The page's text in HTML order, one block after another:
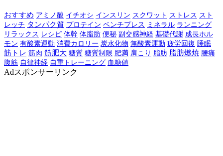
おすすめ アミノ酸 イチオシ インスリン スクワット ストレス スト
レッチ タンパク質 プロテイン ベンチプレス ミネラル ランニング
リラックス レシピ 体幹 体脂肪 便秘 副交感神経 基礎代謝 成長ホル
モン 有酸素運動 消費カロリー 炭水化物 無酸素運動 疲労回復 睡眠
筋トレ 筋肉 筋肥大 糖質 糖質制限 肥満 肩こり 脂肪 脂肪燃焼 腰痛
腹筋 自律神経 自重トレーニング 血糖値
Adスポンサーリンク